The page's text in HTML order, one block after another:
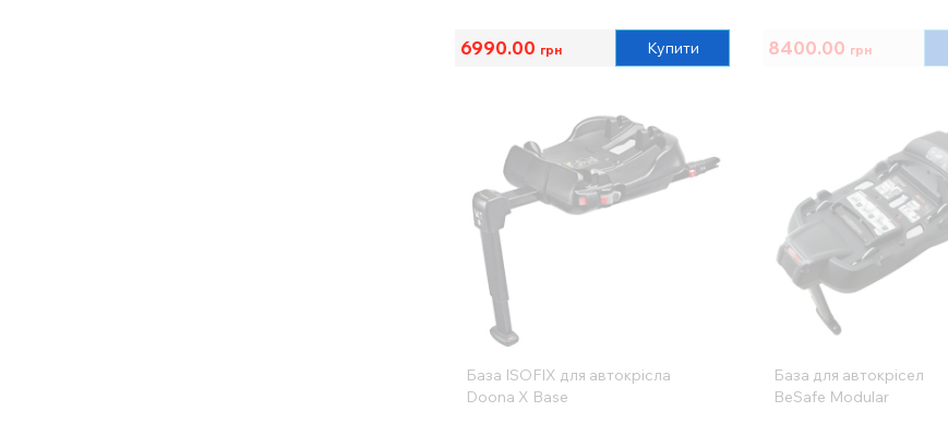
6990.00 грн Купити 8400.00 грн
База ISOFIX для автокрісла
Doona X Base
База для автокрісел
BeSafe Modular